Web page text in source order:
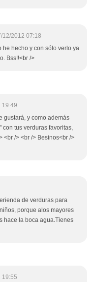
12/2012 07:18
he hecho y con sólo verlo ya
Bss!!<br />
19:49
gustará, y como además
tus verduras favoritas,
<br /> <br /> Besinos<br />
de verduras para
porque alos mayores
hace la boca agua.Tienes
19:55